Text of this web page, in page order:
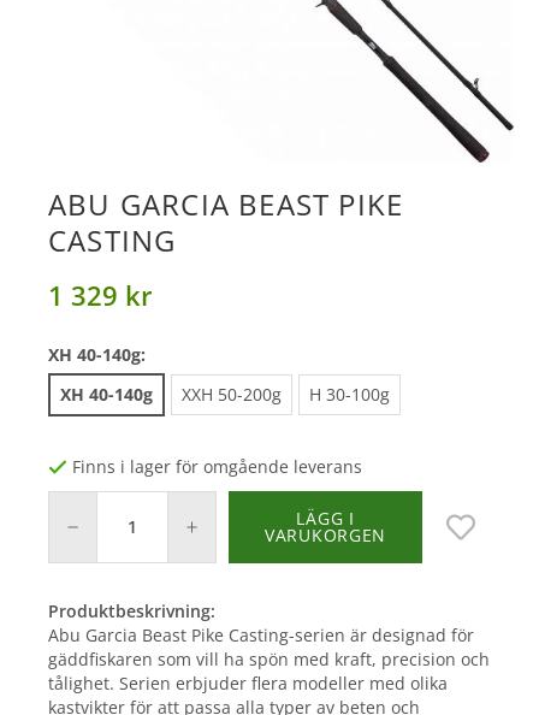
ABU GARCIA BEAST PIKE
CASTING
1 329 kr
XH 40-140g:
XH 40-140g
XXH 50-200g H 30-100g
Finns i lager för omgående leverans
LÄGG I
VARUKORGEN
Produktbeskrivning:
Abu Garcia Beast Pike Casting-serien är designad för
gäddfiskaren som vill ha spön med kraft, precision och
tålighet. Serien erbjuder flera modeller med olika
kastvikter för att passa alla typer av beten och